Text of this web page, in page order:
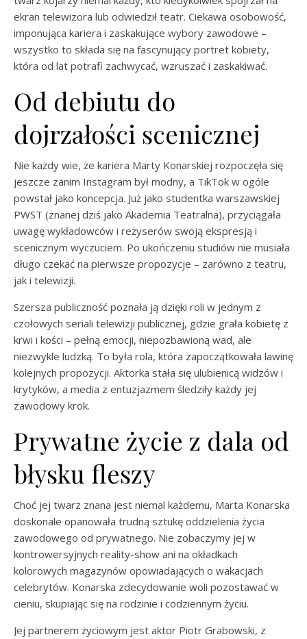
ekran telewizora lub odwiedził teatr. Ciekawa osobowość,
imponująca kariera i zaskakujące wybory zawodowe –
wszystko to składa się na fascynujący portret kobiety,
która od lat potrafi zachwycać, wzruszać i zaskakiwać.
Od debiutu do
dojrzałości scenicznej
Nie każdy wie, że kariera Marty Konarskiej rozpoczęła się
jeszcze zanim Instagram był modny, a TikTok w ogóle
powstał jako koncepcja. Już jako studentka warszawskiej
PWST (znanej dziś jako Akademia Teatralna), przyciągała
uwagę wykładowców i reżyserów swoją ekspresją i
scenicznym wyczuciem. Po ukończeniu studiów nie musiała
długo czekać na pierwsze propozycje – zarówno z teatru,
jak i telewizji.
Szersza publiczność poznała ją dzięki roli w jednym z
czołowych seriali telewizji publicznej, gdzie grała kobietę z
krwi i kości – pełną emocji, niepozbawioną wad, ale
niezwykle ludzką. To była rola, która zapoczątkowała lawinę
kolejnych propozycji. Aktorka stała się ulubienicą widzów i
krytyków, a media z entuzjazmem śledziły każdy jej
zawodowy krok.
Prywatne życie z dala od
błysku fleszy
Choć jej twarz znana jest niemal każdemu, Marta Konarska
doskonale opanowała trudną sztukę oddzielenia życia
zawodowego od prywatnego. Nie zobaczymy jej w
kontrowersyjnych reality-show ani na okładkach
kolorowych magazynów opowiadających o wakacjach
celebrytów. Konarska zdecydowanie woli pozostawać w
cieniu, skupiając się na rodzinie i codziennym życiu.
Jej partnerem życiowym jest aktor Piotr Grabowski, z